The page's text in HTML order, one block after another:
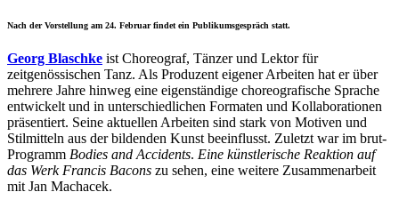
Nach der Vorstellung am 24. Februar findet ein Publikumsgespräch statt.
Georg Blaschke ist Choreograf, Tänzer und Lektor für
zeitgenössischen Tanz. Als Produzent eigener Arbeiten hat er über
mehrere Jahre hinweg eine eigenständige choreografische Sprache
entwickelt und in unterschiedlichen Formaten und Kollaborationen
präsentiert. Seine aktuellen Arbeiten sind stark von Motiven und
Stilmitteln aus der bildenden Kunst beeinflusst. Zuletzt war im brut-
Programm Bodies and Accidents. Eine künstlerische Reaktion auf
das Werk Francis Bacons zu sehen, eine weitere Zusammenarbeit
mit Jan Machacek.